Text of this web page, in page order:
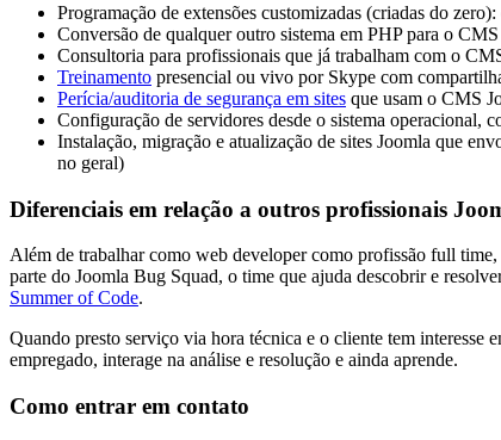
Programação de extensões customizadas (criadas do
Conversão de qualquer outro sistema em PHP para o
Consultoria para profissionais que já trabalham com o
Treinamento presencial ou vivo por Skype com
Perícia/auditoria de segurança em sites que usam o CMS
Configuração de servidores desde o sistema
Instalação, migração e atualização de sites Joomla que
no geral)
Diferenciais em relação a outros profissionais
Além de trabalhar como web developer como profissão full
parte do Joomla Bug Squad, o time que ajuda descobrir e
Summer of Code.
Quando presto serviço via hora técnica e o cliente tem
empregado, interage na análise e resolução e ainda aprende.
Como entrar em contato